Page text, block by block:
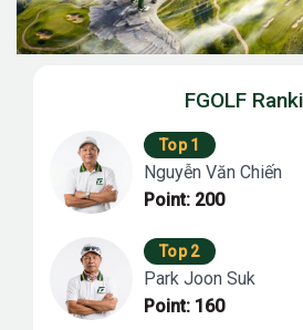
FGOLF
Top 1
Nguyễn Văn Chiến
Point: 200
Top 2
Park Joon Suk
Point: 160